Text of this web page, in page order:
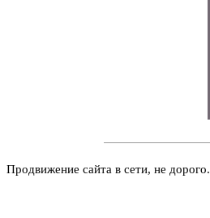
Продвижение сайта в сети, не дорого.